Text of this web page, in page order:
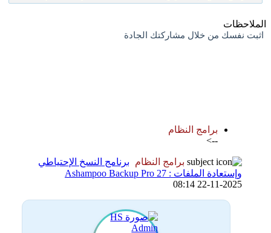
الملاحظات
اثبت نفسك من خلال مشاركتك الجادة
برامج النظام
-->
برامج النظام
برنامج النسخ الإحتياطي
وإستعادة الملفات : Ashampoo Backup Pro 27
22-11-2025 08:14